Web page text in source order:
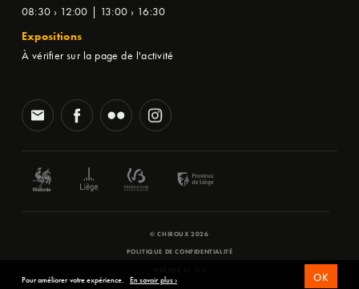
08:30 › 12:00 | 13:00 › 16:30
Expositions
À vérifier sur la page de l'activité
© CHIROUX 2026
POLITIQUE DE CONFIDENTIALITÉ
Pour améliorer votre expérience. En savoir plus › OK